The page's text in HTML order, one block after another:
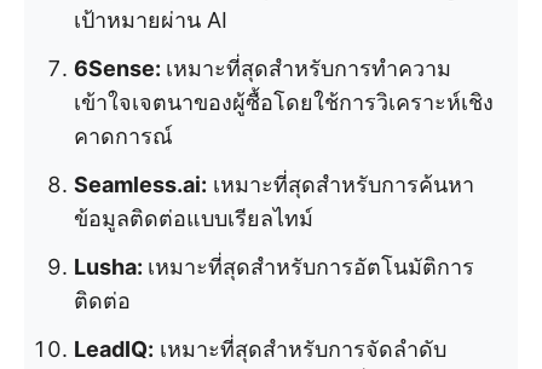
เป้าหมายผ่าน AI
6Sense: เหมาะที่สุดสำหรับการทำความ
เข้าใจเจตนาของผู้ซื้อโดยใช้การวิเคราะห์เชิง
คาดการณ์
Seamless.ai: เหมาะที่สุดสำหรับการค้นหา
ข้อมูลติดต่อแบบเรียลไทม์
Lusha: เหมาะที่สุดสำหรับการอัตโนมัติการ
ติดต่อ
LeadIQ: เหมาะที่สุดสำหรับการจัดลำดับ